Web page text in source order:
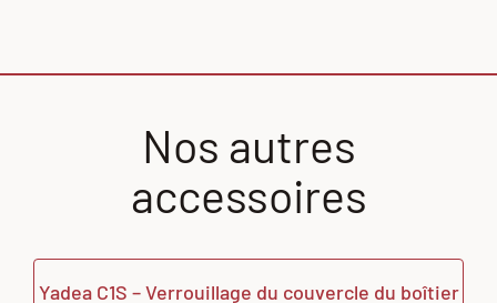
Nos autres
accessoires
Yadea C1S – Verrouillage du couvercle du boîtier